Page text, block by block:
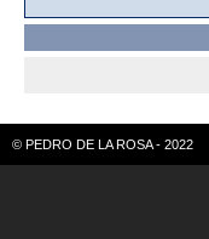
© PEDRO DE LA ROSA - 2022